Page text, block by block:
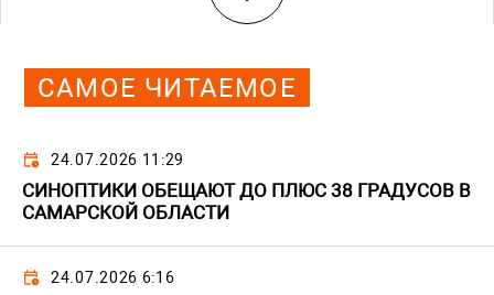
САМОЕ ЧИТАЕМОЕ
24.07.2026 11:29
СИНОПТИКИ ОБЕЩАЮТ ДО ПЛЮС 38 ГРАДУСОВ В
САМАРСКОЙ ОБЛАСТИ
24.07.2026 6:16